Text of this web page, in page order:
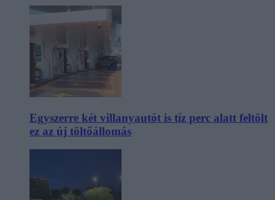
Egyszerre két villanyautót is tíz perc alatt feltölt
ez az új töltőállomás